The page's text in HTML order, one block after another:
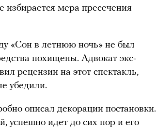
избирается мера пресечения
«Сон в летнюю ночь» не был
похищены. Адвокат экс-
рецензии на этот спектакль,
убедили.
описал декорации постановки.
успешно идет до сих пор и его